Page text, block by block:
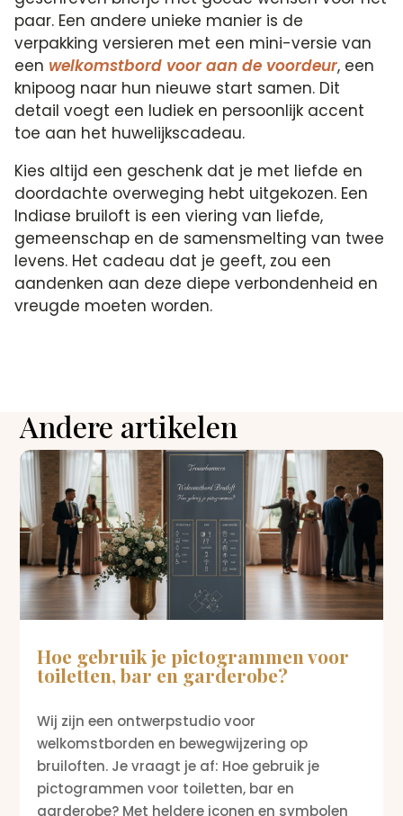
paar. Een andere unieke manier is de
verpakking versieren met een mini-versie van
een welkomstbord voor aan de voordeur, een
knipoog naar hun nieuwe start samen. Dit
detail voegt een ludiek en persoonlijk accent
toe aan het huwelijkscadeau.
Kies altijd een geschenk dat je met liefde en
doordachte overweging hebt uitgekozen. Een
Indiase bruiloft is een viering van liefde,
gemeenschap en de samensmelting van twee
levens. Het cadeau dat je geeft, zou een
aandenken aan deze diepe verbondenheid en
vreugde moeten worden.
Andere artikelen
Hoe gebruik je pictogrammen voor
toiletten, bar en garderobe?
Wij zijn een ontwerpstudio voor
welkomstborden en bewegwijzering op
bruiloften. Je vraagt je af: Hoe gebruik je
pictogrammen voor toiletten, bar en
garderobe? Met heldere iconen en symbolen